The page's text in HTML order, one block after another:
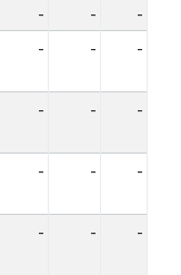
- -
-
- - -
- - -
- - -
- - -